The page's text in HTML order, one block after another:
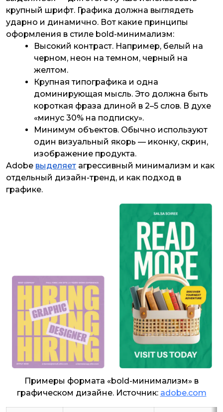
крупный шрифт. Графика должна выглядеть
ударно и динамично. Вот какие принципы
оформления в стиле bold-минимализм:
Высокий контраст. Например, белый на
черном, неон на темном, черный на
желтом.
Крупная типографика и одна
доминирующая мысль. Это должна быть
короткая фраза длиной в 2–5 слов. В духе
«минус 30% на подписку».
Минимум объектов. Обычно используют
один визуальный якорь — иконку, скрин,
изображение продукта.
Adobe выделяет агрессивный минимализм и как
отдельный дизайн-тренд, и как подход в
графике.
Примеры формата «bold-минимализм» в
графическом дизайне. Источник: adobe.com